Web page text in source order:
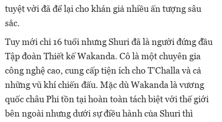
tuyệt vời đã để lại cho khán giả nhiều ấn tượng sâu
sắc.
Tuy mới chỉ 16 tuổi nhưng Shuri đã là người đứng đầu
Tập đoàn Thiết kế Wakanda. Cô là một chuyên gia
công nghệ cao, cung cấp tiện ích cho T’Challa và cả
những vũ khí chiến đấu. Mặc dù Wakanda là vương
quốc châu Phi tồn tại hoàn toàn tách biệt với thế giới
bên ngoài nhưng dưới sự điều hành của Shuri thì